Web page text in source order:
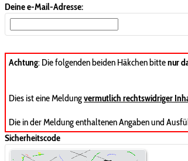
Deine e-Mail-Adresse:
Achtung: Die folgenden beiden Häkchen bittenur
Dies ist eine Meldungvermutlich rechtswidriger
Die in der Meldung enthaltenen Angaben und
Sicherheitscode